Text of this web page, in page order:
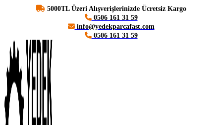
5000TL Üzeri Alışverişlerinizde Ücretsiz Kargo
0506 161 31 59
info@yedekparcafast.com
0506 161 31 59